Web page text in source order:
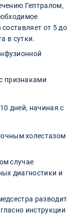
Гептралом,
от 5 до
в сутки.
признаками
дней, начиная с
холестазом
случае
диагностики и
разводит
инструкции